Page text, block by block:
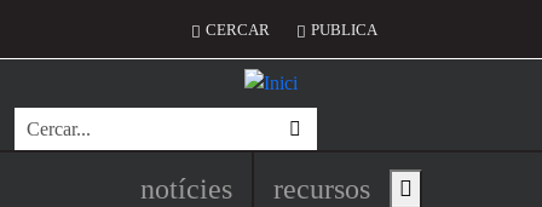
Menú del compte d'usuari
CERCAR PUBLICA
Cerca
Navegació principal de
notícies recursos Show main menu